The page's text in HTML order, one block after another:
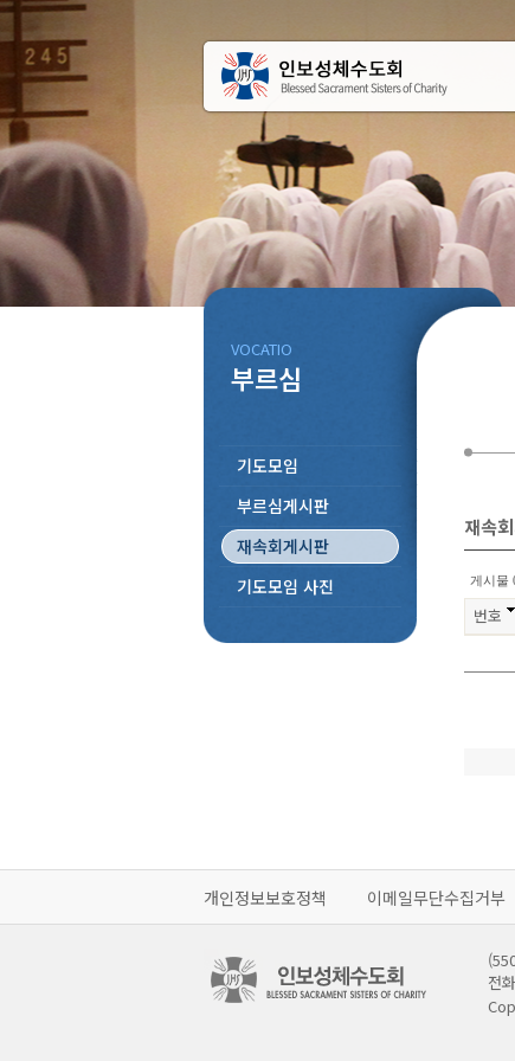
VOCATIO
부르심
기도모임
부르심게시판
재속회게시판
기도모임 사진
재속
게시물
번호
개인정보보호정책 이메일무단수집거부
전